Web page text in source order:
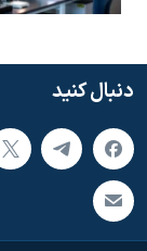
دنبال کنید